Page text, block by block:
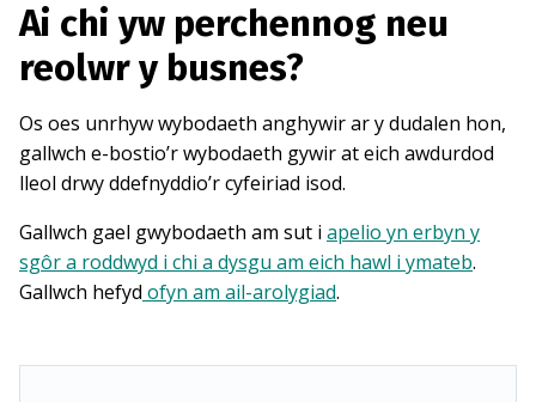
Ai chi yw perchennog neu
reolwr y busnes?
Os oes unrhyw wybodaeth anghywir ar y dudalen hon,
gallwch e-bostio’r wybodaeth gywir at eich awdurdod
lleol drwy ddefnyddio’r cyfeiriad isod.
Gallwch gael gwybodaeth am sut i apelio yn erbyn y
sgôr a roddwyd i chi a dysgu am eich hawl i ymateb.
Gallwch hefyd ofyn am ail-arolygiad.